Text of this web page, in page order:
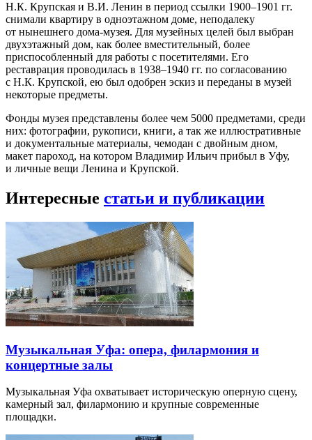
Н.К. Крупская и В.И. Ленин в период ссылки 1900–1901 гг.
снимали квартиру в одноэтажном доме, неподалеку
от нынешнего дома-музея. Для музейных целей был выбран
двухэтажный дом, как более вместительный, более
приспособленный для работы с посетителями. Его
реставрация проводилась в 1938–1940 гг. по согласованию
с Н.К. Крупской, ею был одобрен эскиз и переданы в музей
некоторые предметы.
Фонды музея представлены более чем 5000 предметами, среди
них: фотографии, рукописи, книги, а так же иллюстративные
и документальные материалы, чемодан с двойным дном,
макет пароход, на котором Владимир Ильич прибыл в Уфу,
и личные вещи Ленина и Крупской.
Интересные статьи и публикации
Музыкальная Уфа: опера, филармония и
концертные залы
Музыкальная Уфа охватывает историческую оперную сцену,
камерный зал, филармонию и крупные современные
площадки.